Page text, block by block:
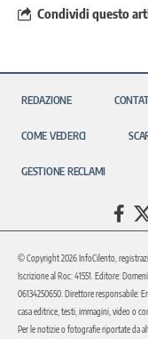
Condividi questo
REDAZIONE
COME VEDERCI
GESTIONE RECLAMI
© Copyright 2026 InfoCilento,
Iscrizione al Roc: 41551. Editore:
06134250650. Direttore responsabile:
casa editrice, testi, immagini, video o
Per le notizie o fotografie riportate da